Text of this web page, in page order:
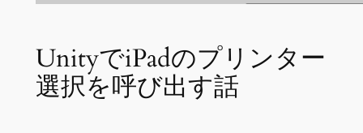
UnityでiPadのプリンター
選択を呼び出す話